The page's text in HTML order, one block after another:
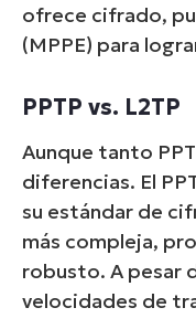
ofrece cifrado,
(MPPE) para
PPTP vs. L2TP
Aunque tanto
diferencias. El
su estándar de
más compleja,
robusto. A pesar
velocidades de